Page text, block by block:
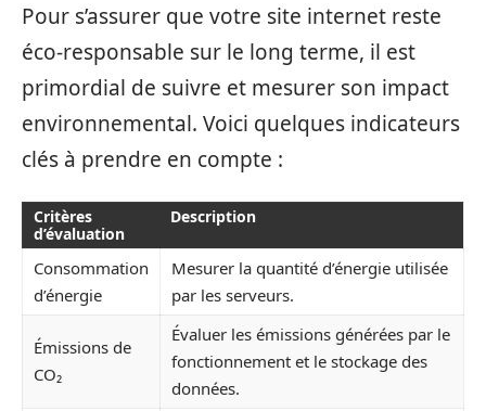
Pour s’assurer que votre site internet reste
éco-responsable sur le long terme, il est
primordial de suivre et mesurer son impact
environnemental. Voici quelques indicateurs
clés à prendre en compte :
Critères
d’évaluation
Description
Consommation
d’énergie
Mesurer la quantité d’énergie utilisée
par les serveurs.
Émissions de
CO₂
Évaluer les émissions générées par le
fonctionnement et le stockage des
données.